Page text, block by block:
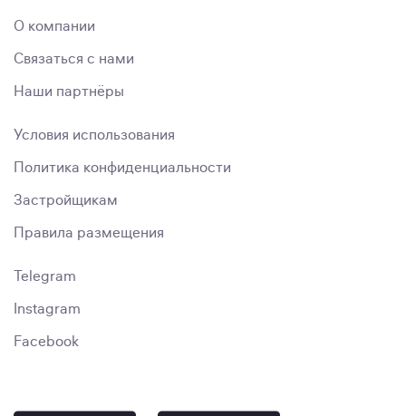
О компании
Связаться с нами
Наши партнёры
Условия использования
Политика конфиденциальности
Застройщикам
Правила размещения
Telegram
Instagram
Facebook